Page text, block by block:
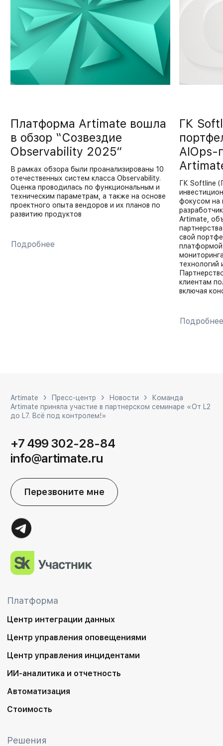
Платформа Artimate вошла
в обзор “Созвездие
Observability 2025”
В рамках обзора были проанализированы 10
отечественных систем класса Observability.
Оценка проводилась по функциональным и
техническим параметрам, а также на основе
проектного опыта вендоров и их планов по
развитию продуктов
Подробнее
ГК
AIOps-
ГК Softline
фокусом на
Artimate,
свой
технологий
клиентам
включая
Подробнее
Artimate Пресс-центр Новости
Команда
Artimate приняла участие в партнерском семинаре «От L2
до L7. Всё под контролем!»
+7 499 302-28-84
info@artimate.ru
Перезвоните мне
Платформа
Центр интеграции данных
Центр управления оповещениями
Центр управления инцидентами
ИИ-аналитика и отчетность
Автоматизация
Стоимость
Решения